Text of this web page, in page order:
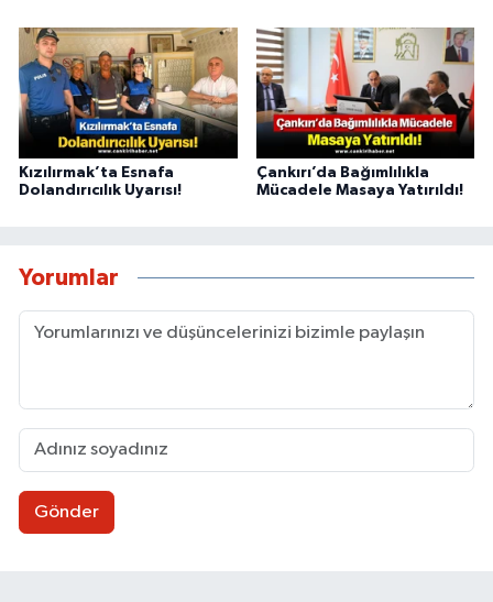
Kızılırmak’ta Esnafa
Dolandırıcılık Uyarısı!
Çankırı’da Bağımlılıkla
Mücadele Masaya Yatırıldı!
Yorumlar
Gönder